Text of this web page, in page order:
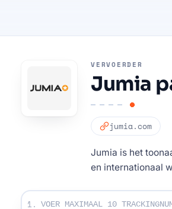
VERVOERDER
Jumia
jumia.com
Jumia is het
en internationaal
Voer uw trackingnummers in:
1.